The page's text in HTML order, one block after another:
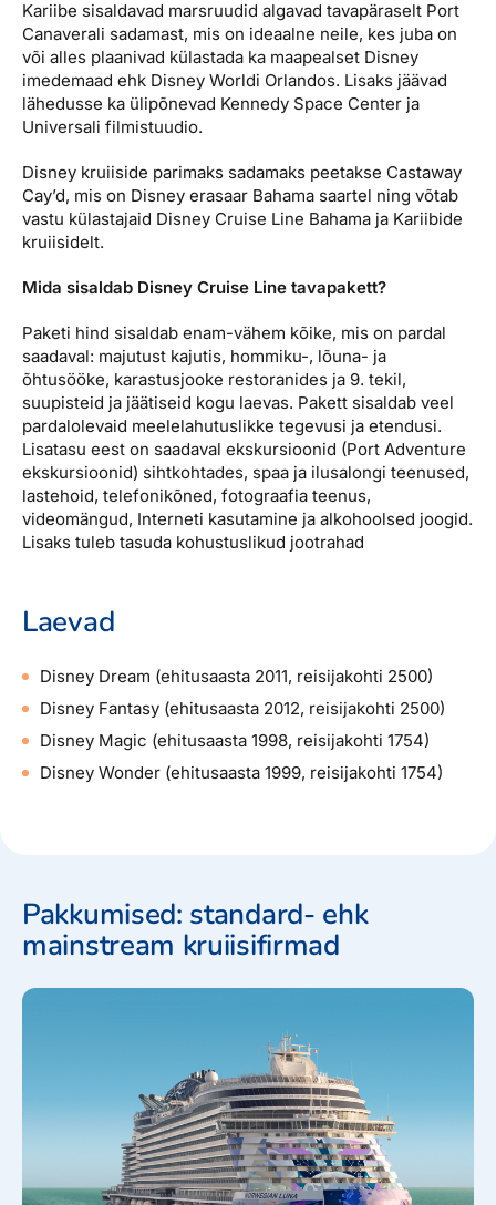
Kariibe sisaldavad marsruudid algavad tavapäraselt Port
Canaverali sadamast, mis on ideaalne neile, kes juba on
või alles plaanivad külastada ka maapealset Disney
imedemaad ehk Disney Worldi Orlandos. Lisaks jäävad
lähedusse ka ülipõnevad Kennedy Space Center ja
Universali filmistuudio.
Disney kruiiside parimaks sadamaks peetakse Castaway
Cay’d, mis on Disney erasaar Bahama saartel ning võtab
vastu külastajaid Disney Cruise Line Bahama ja Kariibide
kruiisidelt.
Mida sisaldab Disney Cruise Line tavapakett?
Paketi hind sisaldab enam-vähem kõike, mis on pardal
saadaval: majutust kajutis, hommiku-, lõuna- ja
õhtusööke, karastusjooke restoranides ja 9. tekil,
suupisteid ja jäätiseid kogu laevas. Pakett sisaldab veel
pardalolevaid meelelahutuslikke tegevusi ja etendusi.
Lisatasu eest on saadaval ekskursioonid (Port Adventure
ekskursioonid) sihtkohtades, spaa ja ilusalongi teenused,
lastehoid, telefonikõned, fotograafia teenus,
videomängud, Interneti kasutamine ja alkohoolsed joogid.
Lisaks tuleb tasuda kohustuslikud jootrahad
Laevad
Disney Dream (ehitusaasta 2011, reisijakohti 2500)
Disney Fantasy (ehitusaasta 2012, reisijakohti 2500)
Disney Magic (ehitusaasta 1998, reisijakohti 1754)
Disney Wonder (ehitusaasta 1999, reisijakohti 1754)
Pakkumised: standard- ehk
mainstream kruiisifirmad